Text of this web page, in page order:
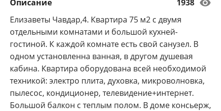
Описание
1938
Елизаветы Чавдар,4. Квартира 75 м2 с двумя
отдельными комнатами и большой кухней-
гостиной. К каждой комнате есть свой санузел. В
одном установленна ванная, в другом душевая
кабина. Квартира оборудована всей необходимой
техникой: электро плита, духовка, микроволновка,
пылесос, кондиционер, телевидение+интернет.
Большой балкон с теплым полом. В доме консьерж,